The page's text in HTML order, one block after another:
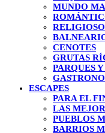
MUNDO
CENOTES
GRUTAS
PARQUES
ESCAPES
PARA EL
LAS
PUEBLOS
BARRIOS